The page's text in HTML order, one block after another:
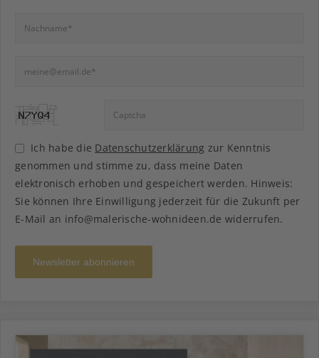
Ich habe die Datenschutzerklärung zur Kenntnis
genommen und stimme zu, dass meine Daten
elektronisch erhoben und gespeichert werden. Hinweis:
Sie können Ihre Einwilligung jederzeit für die Zukunft per
E-Mail an info@malerische-wohnideen.de widerrufen.